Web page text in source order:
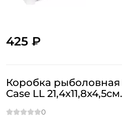
425 ₽
Коробка рыболовная
Case LL 21,4x11,8x4,5см.